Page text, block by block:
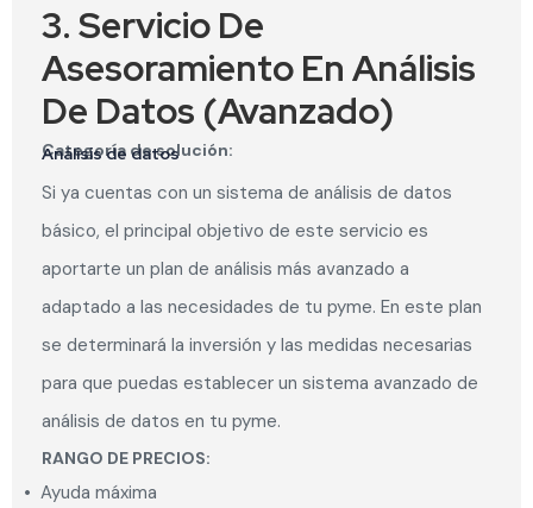
3. Servicio De
Asesoramiento En Análisis
De Datos (Avanzado)
Categoría de solución:
Análisis de datos
Si ya cuentas con un sistema de análisis de datos
básico, el principal objetivo de este servicio es
aportarte un plan de análisis más avanzado a
adaptado a las necesidades de tu pyme. En este plan
se determinará la inversión y las medidas necesarias
para que puedas establecer un sistema avanzado de
análisis de datos en tu pyme.
RANGO DE PRECIOS:
• Ayuda máxima